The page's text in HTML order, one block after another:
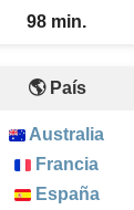
98 min.
🌎 País
Australia
Francia
España